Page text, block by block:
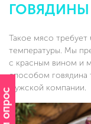
ГОВЯДИНЫ
Такое мясо требует
температуры. Мы
с красным вином и
способом говядина
мужской компании.